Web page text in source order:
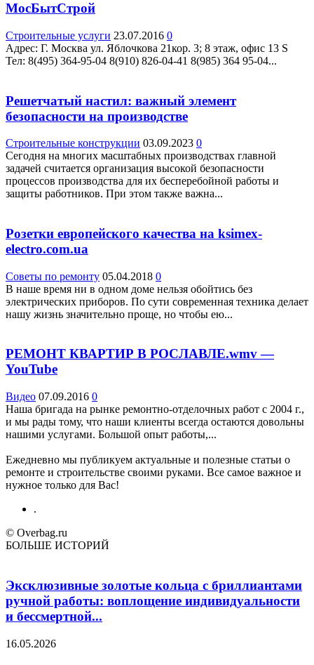
МосБытСтрой
Строительные услуги 23.07.2016 0
Адрес: Г. Москва ул. Яблочкова 21кор. 3; 8 этаж, офис 13 S
Teл: 8(495) 364-95-04 8(910) 826-04-41 8(985) 364 95-04...
Решетчатый настил: важный элемент
безопасности на производстве
Строительные конструкции 03.09.2023 0
Сегодня на многих масштабных производствах главной
задачей считается организация высокой безопасности
процессов производства для их бесперебойной работы и
защиты работников. При этом также важна...
Розетки европейского качества на ksimex-
electro.com.ua
Советы по ремонту 05.04.2018 0
В наше время ни в одном доме нельзя обойтись без
электрических приборов. По сути современная техника делает
нашу жизнь значительно проще, но чтобы ею...
РЕМОНТ КВАРТИР В РОСЛАВЛЕ.wmv —
YouTube
Видео 07.09.2016 0
Наша бригада на рынке ремонтно-отделочных работ c 2004 г.,
и мы рады тому, что наши клиенты всегда остаются довольны
нашими услугами. Большой опыт работы,...
Ежедневно мы публикуем актуальные и полезные статьи о
ремонте и строительстве своими руками. Все самое важное и
нужное только для Вас!
.
© Overbag.ru
БОЛЬШЕ ИСТОРИЙ
Эксклюзивные золотые кольца с бриллиантами
ручной работы: воплощение индивидуальности
и бессмертной...
16.05.2026